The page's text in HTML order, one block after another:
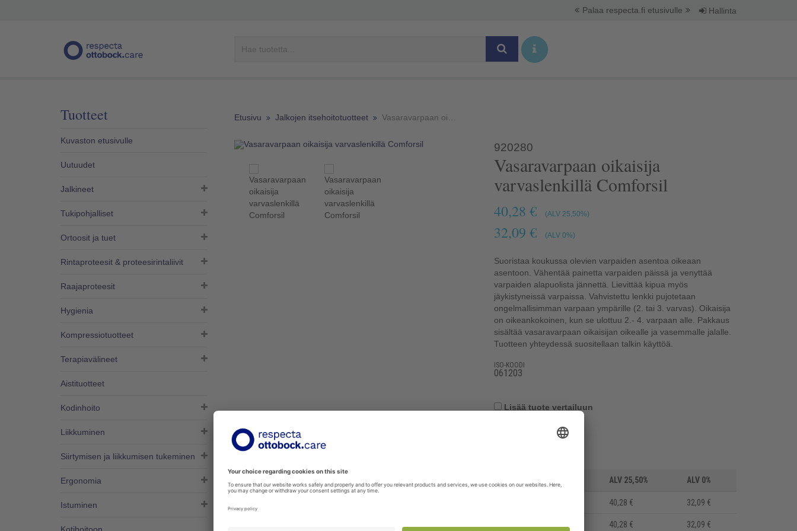
Palaa respecta.fi etusivulle Hallinta
Tuotteet
Kuvaston etusivulle
Uutuudet
Jalkineet
Tukipohjalliset
Ortoosit ja tuet
Rintaproteesit & proteesirintaliivit​
Raajaproteesit
Hygienia
Kompressiotuotteet
Terapiavälineet
Aistituotteet
Kodinhoito
Liikkuminen
Siirtymisen ja liikkumisen tukeminen
Ergonomia
Istuminen
Etusivu Jalkojen itsehoitotuotteet Vasaravarpaan oikaisija varvaslenkillä Comforsil
920280
Vasaravarpaan oikaisija
varvaslenkillä Comforsil
40,28 € (ALV 25,50%)
32,09 € (ALV 0%)
Suoristaa koukussa olevien varpaiden asentoa oikeaan
asentoon. Vähentää painetta varpaiden päissä ja venyttää
varpaiden alapuolista jännettä. Lievittää kipua myös
jäykistyneissä varpaissa. Vahvistettu lenkki pujotetaan
ongelmallisimman varpaan ympärille (2. tai 3. varvas). Oikaisija
on oikeankokoinen, kun se ulottuu 2.- 4. varpaan alle. Pakkaus
sisältää vasaravarpaan oikaisijan oikealle ja vasemmalle jalalle.
Tuotteen yhteydessä suositellaan talkin käyttöä.
ISO-KOODI
061203
Lisää tuote vertailuun
ALV 25,50% ALV 0%
40,28 € 32,09 €
40,28 € 32,09 €